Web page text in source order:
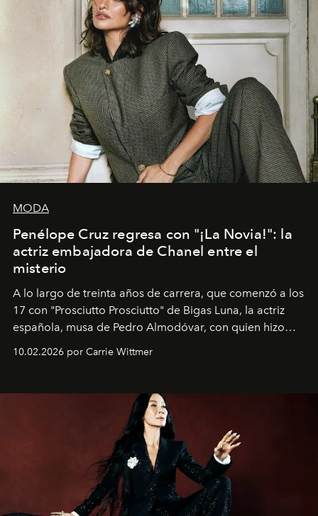
MODA
Penélope Cruz regresa con "¡La Novia!": la
actriz embajadora de Chanel entre el
misterio
A lo largo de treinta años de carrera, que comenzó a los
17 con "Prosciutto Prosciutto" de Bigas Luna, la actriz
española, musa de Pedro Almodóvar, con quien hizo
Barcelona", ha dividido su tiempo entre Europa y
dirigida por Maggie Gyllenhaal.
10.02.2026 por Carrie Wittmer